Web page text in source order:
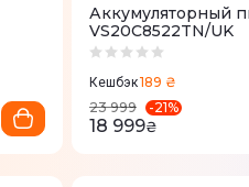
Аккумуляторный
VS20C8522TN/UK
Кешбэк189 ₴
23 999
-21%
18 999₴